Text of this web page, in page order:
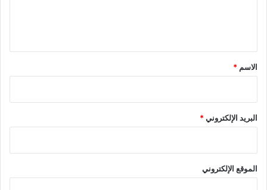
*
الاسم *
البريد الإلكتروني*
الموقع الإلكتروني